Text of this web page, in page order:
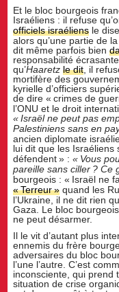
Et le bloc bourgeois
Israéliens : il refuse
officiels israéliens le
alors qu’une partie de
dit même parfois bien
responsabilité
qu’Haaretz le dit , il
mortifère des
kyrielle d’officiers
de dire « crimes de
l’ONU et le droit
« Israël ne peut pas
Palestiniens sans en
ancien diplomate
lui dit que les Israéliens
défendent » :« Vous
pareille sans ciller ? Ce
bourgeois : « Israël ne
«Terreur» quand les
l’Ukraine, il ne dit rien
Gaza. Le bloc
ne peut désarmer.
Il le vit d’autant plus
ennemis du frère
adversaires du bloc
l’une l’autre. C’est
inconsciente, qui prend
situation de crise